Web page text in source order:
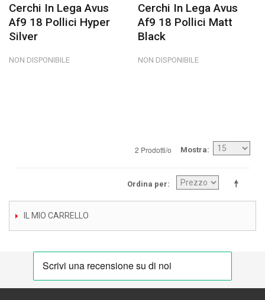
Cerchi In Lega Avus
Af9 18 Pollici Hyper
Silver
NON DISPONIBILE
Cerchi In Lega Avus
Af9 18 Pollici Matt
Black
NON DISPONIBILE
2 Prodotti/o Mostra
Ordina per
IL MIO CARRELLO